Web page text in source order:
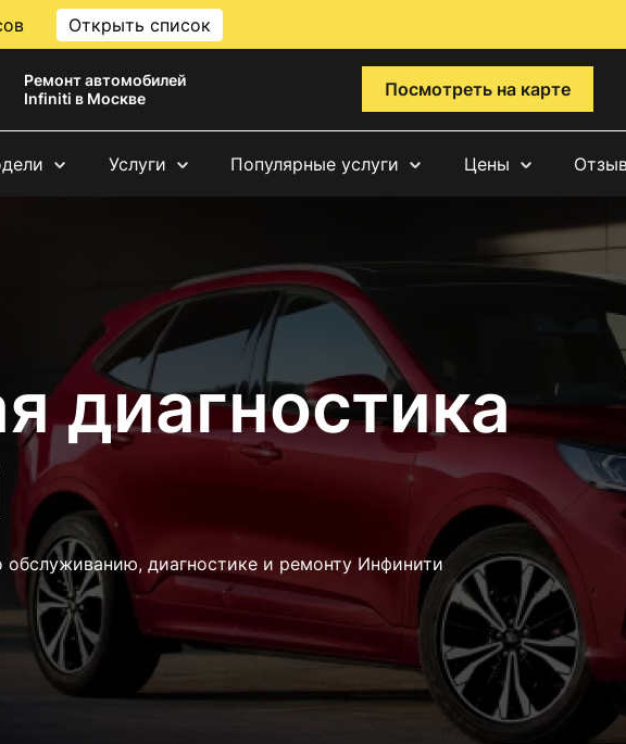
Открыть список
Ремонт автомобилей
Infiniti в Москве
Посмотреть на карте
Услуги Популярные услуги Цены
диагностика
обслуживанию, диагностике и ремонту Инфинити